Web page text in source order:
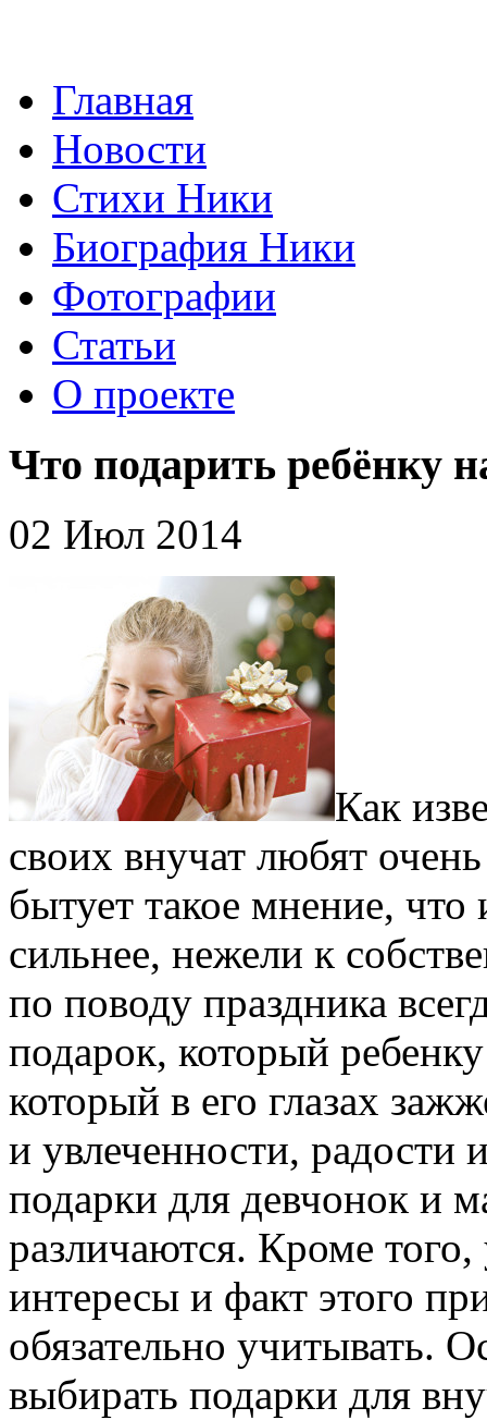
Главная
Новости
Стихи Ники
Биография Ники
Фотографии
Статьи
О проекте
Что подарить ребёнку
02 Июл 2014
Как
своих внучат любят
бытует такое мнение,
сильнее, нежели к
по поводу праздника
подарок, который
который в его глазах
и увлеченности, радости
подарки для девчонок и
различаются. Кроме
интересы и факт этого
обязательно учитывать.
выбирать подарки для